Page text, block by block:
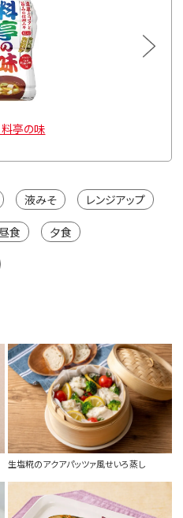
亭の味
液みそ レンジアップ
食 夕食
生塩糀のアクアパッツァ風せいろ蒸し